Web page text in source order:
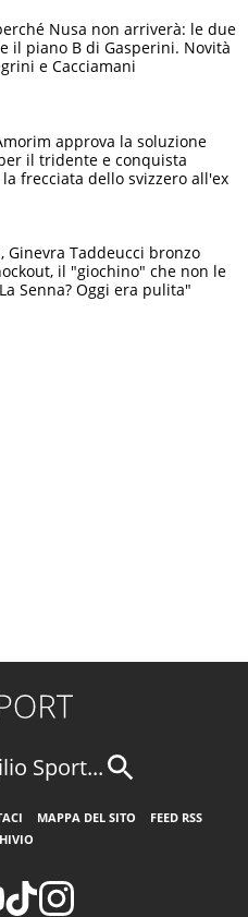
Nusa non arriverà: le due
il piano B di Gasperini. Novità
e Cacciamani
approva la soluzione
il tridente e conquista
la frecciata dello svizzero all'ex
Ginevra Taddeucci bronzo
il "giochino" che non le
Senna? Oggi era pulita"
Sport...
MAPPA DEL SITO
FEED RSS